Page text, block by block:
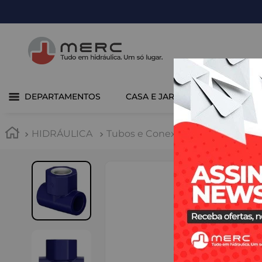
DEPARTAMENTOS CASA E JARDIM COZINHA
HIDRÁULICA Tubos e Conexões PPR